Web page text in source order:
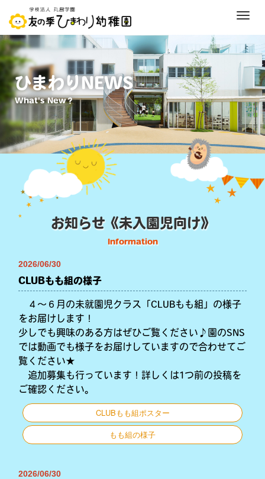
M
e
n
ひまわりNEWS
What's New？
お知らせ《未入園児向け》
Information
2026/06/30
CLUBもも組の様子
４～６月の未就園児クラス「CLUBもも組」の様子
をお届けします！
少しでも興味のある方はぜひご覧ください♪園のSNS
では動画でも様子をお届けしていますので合わせてご
覧ください★
追加募集も行っています！詳しくは1つ前の投稿を
ご確認ください。
CLUBもも組ポスター
もも組の様子
2026/06/30